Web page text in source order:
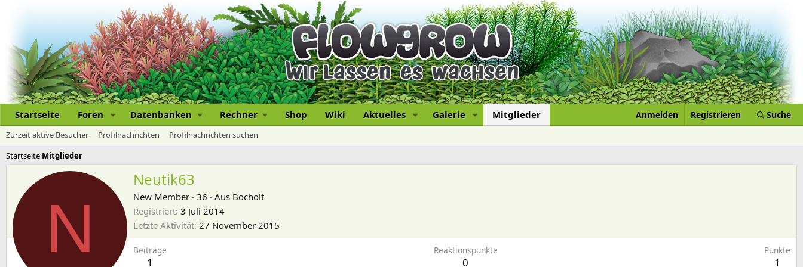
Startseite Foren Datenbanken Rechner Shop Wiki Aktuelles Galerie Mitglieder Anmelden Registrieren Suche
Zurzeit aktive Besucher Profilnachrichten
Profilnachrichten suchen
Startseite Mitglieder
N
Neutik63
New Member · 36 · Aus Bocholt
Registriert 3 Juli 2014
Letzte Aktivität 27 November 2015
Beiträge
1
Reaktionspunkte
0
Punkte
1